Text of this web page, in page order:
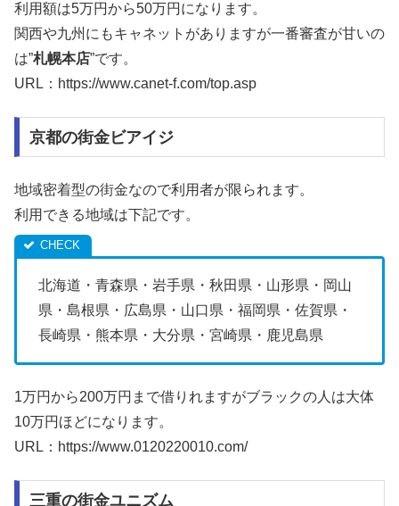
利用額は5万円から50万円になります。
関西や九州にもキャネットがありますが一番審査が甘いの
は”札幌本店”です。
URL：https://www.canet-f.com/top.asp
京都の街金ビアイジ
地域密着型の街金なので利用者が限られます。
利用できる地域は下記です。
北海道・青森県・岩手県・秋田県・山形県・岡山
県・島根県・広島県・山口県・福岡県・佐賀県・
長崎県・熊本県・大分県・宮崎県・鹿児島県
1万円から200万円まで借りれますがブラックの人は大体
10万円ほどになります。
URL：https://www.0120220010.com/
三重の街金ユニズム